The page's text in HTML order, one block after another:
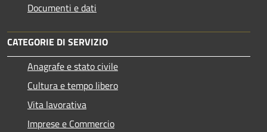
Documenti e dati
CATEGORIE DI SERVIZIO
Anagrafe e stato civile
Cultura e tempo libero
Vita lavorativa
Imprese e Commercio